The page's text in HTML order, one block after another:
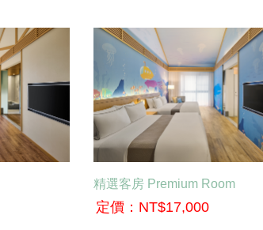
BOOK NOW
精選客房 Premium Room
定價：NT$17,000